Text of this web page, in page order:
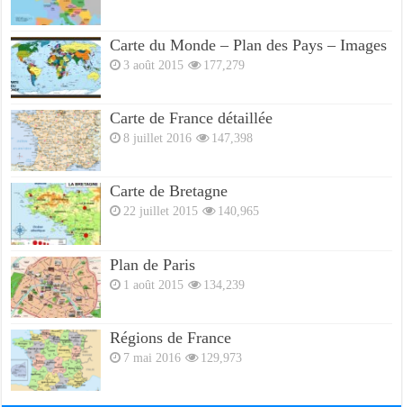
Carte du Monde – Plan des Pays – Images
3 août 2015 177,279
Carte de France détaillée
8 juillet 2016 147,398
Carte de Bretagne
22 juillet 2015 140,965
Plan de Paris
1 août 2015 134,239
Régions de France
7 mai 2016 129,973